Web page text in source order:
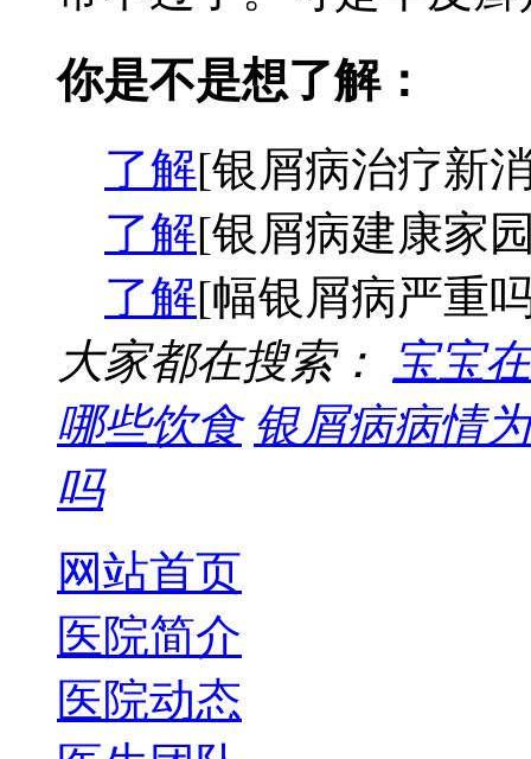
你是不是想了解：
了解[银屑病治疗新
了解[银屑病建康家
了解[幅银屑病严重
大家都在搜索：
宝宝
哪些饮食 银屑病病情
吗
网站首页
医院简介
医院动态